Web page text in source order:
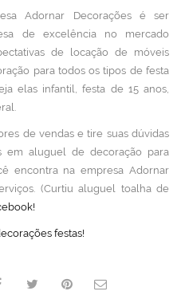
Adornar Decorações é ser
de excelência no mercado
de locação de móveis
para todos os tipos de festa
elas infantil, festa de 15 anos,
de vendas e tire suas dúvidas
em aluguel de decoração para
encontra na empresa Adornar
(Curtiu aluguel toalha de
festas!